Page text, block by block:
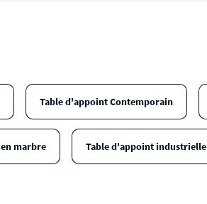
Table d'appoint Contemporain
marbre Table d'appoint industrielle